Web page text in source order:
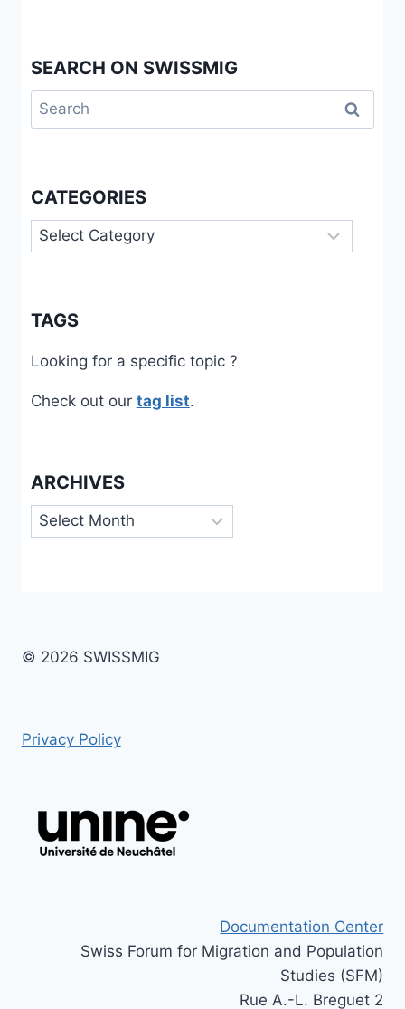
SEARCH ON SWISSMIG
Search
for:
CATEGORIES
Categories
TAGS
Looking for a specific topic ?
Check out our tag list.
ARCHIVES
Archives
© 2026 SWISSMIG
Privacy Policy
Documentation Center
Swiss Forum for Migration and Population
Studies (SFM)
Rue A.-L. Breguet 2